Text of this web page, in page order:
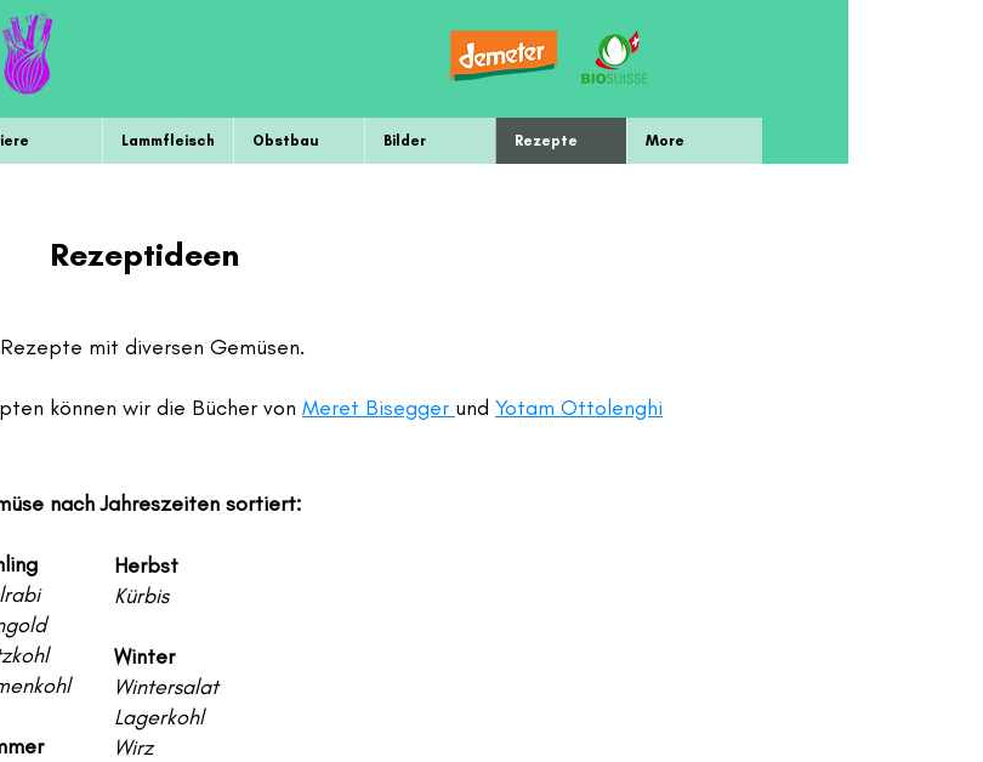
Lammfleisch Obstbau Bilder Rezepte More
Rezeptideen
mit diversen Gemüsen.
können wir die Bücher von Meret Bisegger und Yotam Ottolenghi
nach Jahreszeiten sortiert:
Herbst
Kürbis
Winter
Wintersalat
Lagerkohl
Wirz